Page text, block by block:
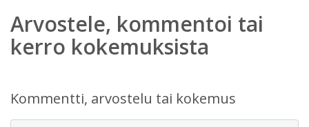
Arvostele, kommentoi tai
kerro kokemuksista
Kommentti, arvostelu tai kokemus